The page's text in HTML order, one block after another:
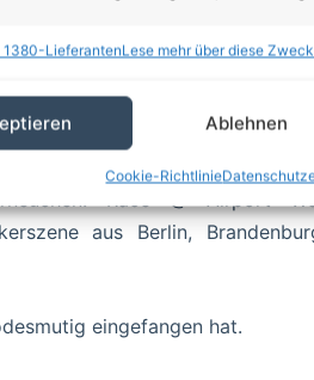
und Kombination von Daten aus
verschiedener Endgeräte, Identifikation von
der Sicherheit, Verhinderung
und Fehlerbehebung,
1380-LieferantenLese mehr über diese
Ablehnen
Cookie-Richtlinie
& Shine . Eine Ausstellung,
Klassen. Von gängigen
(Duo Katastrophal
(…)
Race @ Airport german
Race @ Airport
aus Berlin,
eingefangen hat.